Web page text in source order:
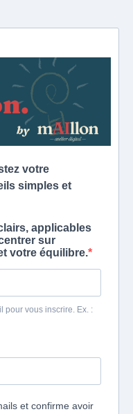
votre
simples et
applicables
sur
votre équilibre.
pour vous inscrire. Ex. :
et confirme avoir